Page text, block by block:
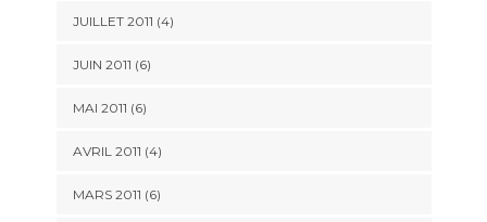
JUILLET 2011 (4)
JUIN 2011 (6)
MAI 2011 (6)
AVRIL 2011 (4)
MARS 2011 (6)